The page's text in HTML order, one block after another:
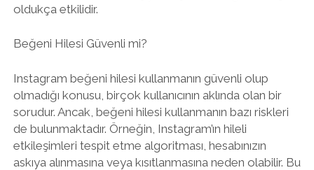
oldukça etkilidir.
Beğeni Hilesi Güvenli mi?
Instagram beğeni hilesi kullanmanın güvenli olup
olmadığı konusu, birçok kullanıcının aklında olan bir
sorudur. Ancak, beğeni hilesi kullanmanın bazı riskleri
de bulunmaktadır. Örneğin, Instagram’ın hileli
etkileşimleri tespit etme algoritması, hesabınızın
askıya alınmasına veya kısıtlanmasına neden olabilir. Bu